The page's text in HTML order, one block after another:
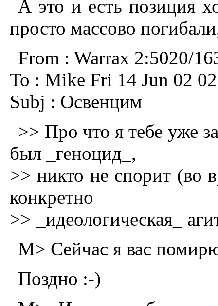
А это и есть позиция
просто массово
From : Warrax 2:5020/
To : Mike Fri 14 Jun 02
Subj : Освенцим
>> Про что я тебе уже
был _геноцид_,
>> никто не спорит (во
конкретно
>> _идеологическая_
M> Сейчас я вас
Поздно :-)